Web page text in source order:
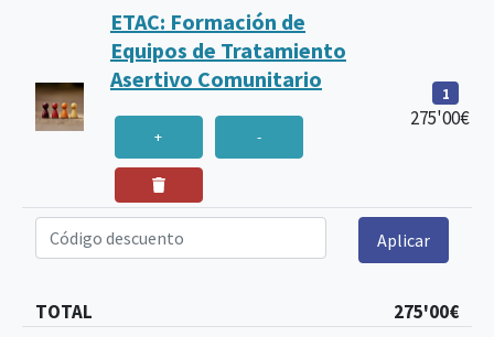
ETAC: Formación de
Equipos de Tratamiento
Asertivo Comunitario
+ -
1
275'00€
Código descuento Aplicar
TOTAL 275'00€